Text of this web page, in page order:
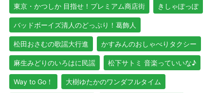
東京・かつしか 目指せ！プレミアム商店街 きしゃぽっぽ
バッドボーイズ清人のどっぷり！葛飾人
松田おさむの歌謡大行進 かすみんのおしゃべりタクシー
麻生みどりのいろはに民謡 松下サトミ 音楽っていいな♪
Way to Go！ 大樹ゆたかのワンダフルタイム